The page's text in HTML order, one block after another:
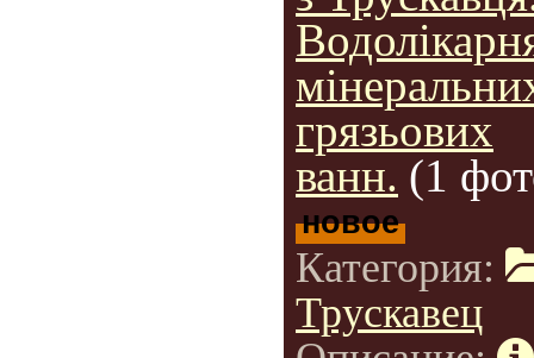
грязьових
ванн. (1
новое
Категория:
Трускавец